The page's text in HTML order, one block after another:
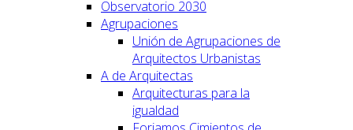
Observatorio 2030
Agrupaciones
Unión de Agrupaciones de
Arquitectos Urbanistas
A de Arquitectas
Arquitecturas para la
igualdad